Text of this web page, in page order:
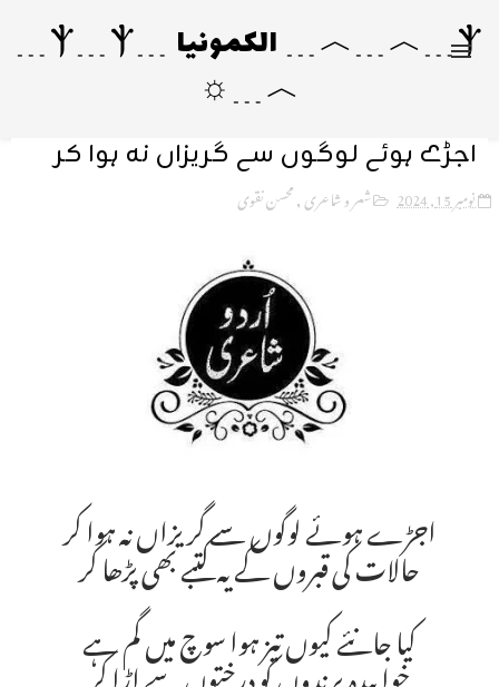
Ⲯ﹍︿﹍︿﹍ الکمونیا ﹍Ⲯ﹍Ⲯ﹍
︿﹍☼
اجڑے ہوئے لوگوں سے گریزاں نہ ہوا کر
نومبر 15, 2024 شعر و شاعری,محسن نقوی
اجڑے ہوئے لوگوں سے گریزاں نہ ہوا کر
حالات کی قبروں کے یہ کتبے بھی پڑھا کر
کیا جانئے کیوں تیز ہوا سوچ میں گم ہے
خوابیدہ پرندوں کو درختوں سے اڑا کر